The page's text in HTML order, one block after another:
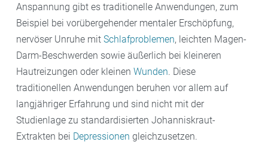
Anspannung gibt es traditionelle Anwendungen, zum
Beispiel bei vorübergehender mentaler Erschöpfung,
nervöser Unruhe mit Schlafproblemen, leichten Magen-
Darm-Beschwerden sowie äußerlich bei kleineren
Hautreizungen oder kleinen Wunden. Diese
traditionellen Anwendungen beruhen vor allem auf
langjähriger Erfahrung und sind nicht mit der
Studienlage zu standardisierten Johanniskraut-
Extrakten bei Depressionen gleichzusetzen.